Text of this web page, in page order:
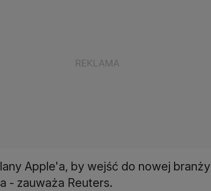
Apple'a, by wejść do nowej
- zauważa Reuters.